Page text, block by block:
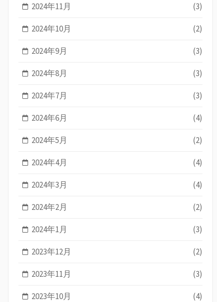
2024年11月 (3)
2024年10月 (2)
2024年9月 (3)
2024年8月 (3)
2024年7月 (3)
2024年6月 (4)
2024年5月 (2)
2024年4月 (4)
2024年3月 (4)
2024年2月 (2)
2024年1月 (3)
2023年12月 (2)
2023年11月 (3)
2023年10月 (4)